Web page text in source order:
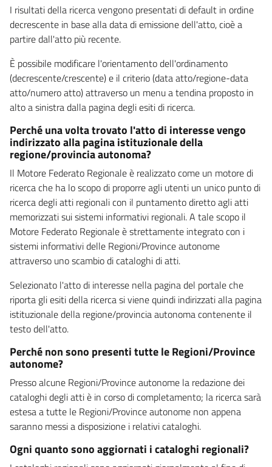
I risultati della ricerca vengono presentati di default in ordine
decrescente in base alla data di emissione dell'atto, cioè a
partire dall'atto più recente.
È possibile modificare l'orientamento dell'ordinamento
(decrescente/crescente) e il criterio (data atto/regione-data
atto/numero atto) attraverso un menu a tendina proposto in
alto a sinistra dalla pagina degli esiti di ricerca.
Perché una volta trovato l'atto di interesse vengo
indirizzato alla pagina istituzionale della
regione/provincia autonoma?
Il Motore Federato Regionale è realizzato come un motore di
ricerca che ha lo scopo di proporre agli utenti un unico punto di
ricerca degli atti regionali con il puntamento diretto agli atti
memorizzati sui sistemi informativi regionali. A tale scopo il
Motore Federato Regionale è strettamente integrato con i
sistemi informativi delle Regioni/Province autonome
attraverso uno scambio di cataloghi di atti.
Selezionato l'atto di interesse nella pagina del portale che
riporta gli esiti della ricerca si viene quindi indirizzati alla pagina
istituzionale della regione/provincia autonoma contenente il
testo dell'atto.
Perché non sono presenti tutte le Regioni/Province
autonome?
Presso alcune Regioni/Province autonome la redazione dei
cataloghi degli atti è in corso di completamento; la ricerca sarà
estesa a tutte le Regioni/Province autonome non appena
saranno messi a disposizione i relativi cataloghi.
Ogni quanto sono aggiornati i cataloghi regionali?